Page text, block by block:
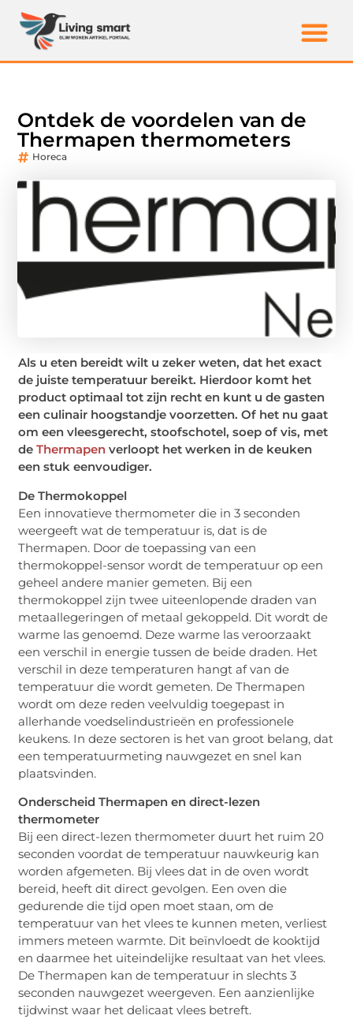
Ontdek de voordelen van de
Thermapen thermometers
Horeca
Als u eten bereidt wilt u zeker weten, dat het exact
de juiste temperatuur bereikt. Hierdoor komt het
product optimaal tot zijn recht en kunt u de gasten
een culinair hoogstandje voorzetten. Of het nu gaat
om een vleesgerecht, stoofschotel, soep of vis, met
deThermapen verloopt het werken in de keuken
een stuk eenvoudiger.
De Thermokoppel
Een innovatieve thermometer die in 3 seconden
weergeeft wat de temperatuur is, dat is de
Thermapen. Door de toepassing van een
thermokoppel-sensor wordt de temperatuur op een
geheel andere manier gemeten. Bij een
thermokoppel zijn twee uiteenlopende draden van
metaallegeringen of metaal gekoppeld. Dit wordt de
warme las genoemd. Deze warme las veroorzaakt
een verschil in energie tussen de beide draden. Het
verschil in deze temperaturen hangt af van de
temperatuur die wordt gemeten. De Thermapen
wordt om deze reden veelvuldig toegepast in
allerhande voedselindustrieën en professionele
keukens. In deze sectoren is het van groot belang, dat
een temperatuurmeting nauwgezet en snel kan
plaatsvinden.
Onderscheid Thermapen en direct-lezen
thermometer
Bij een direct-lezen thermometer duurt het ruim 20
seconden voordat de temperatuur nauwkeurig kan
worden afgemeten. Bij vlees dat in de oven wordt
bereid, heeft dit direct gevolgen. Een oven die
gedurende die tijd open moet staan, om de
temperatuur van het vlees te kunnen meten, verliest
immers meteen warmte. Dit beïnvloedt de kooktijd
en daarmee het uiteindelijke resultaat van het vlees.
De Thermapen kan de temperatuur in slechts 3
seconden nauwgezet weergeven. Een aanzienlijke
tijdwinst waar het delicaat vlees betreft.